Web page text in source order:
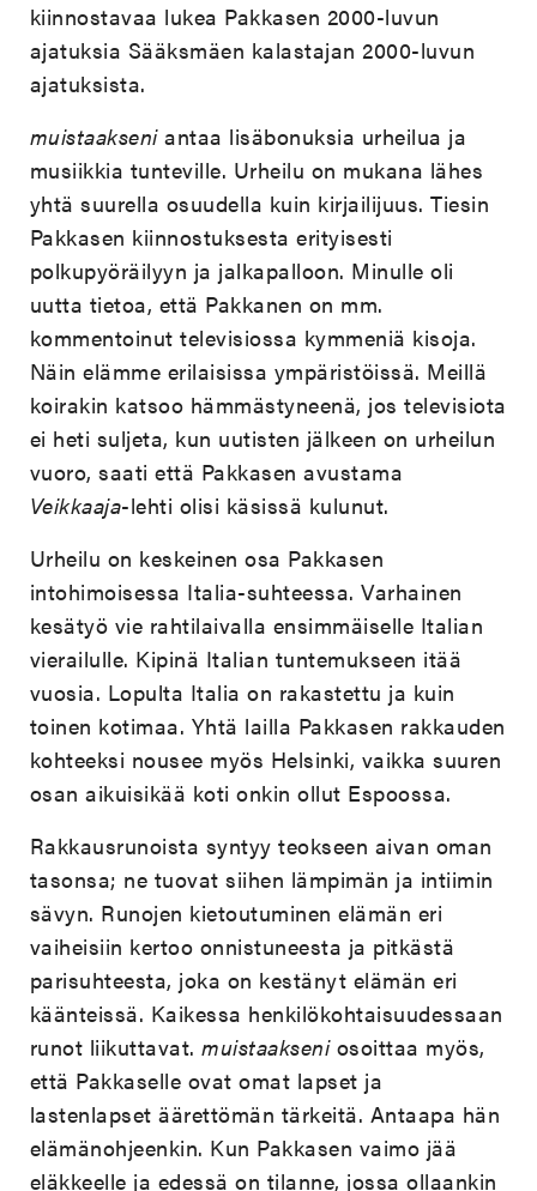
kiinnostavaa lukea Pakkasen 2000-luvun
ajatuksia Sääksmäen kalastajan 2000-luvun
ajatuksista.
muistaakseniantaa lisäbonuksia urheilua ja
musiikkia tunteville. Urheilu on mukana lähes
yhtä suurella osuudella kuin kirjailijuus. Tiesin
Pakkasen kiinnostuksesta erityisesti
polkupyöräilyyn ja jalkapalloon. Minulle oli
uutta tietoa, että Pakkanen on mm.
kommentoinut televisiossa kymmeniä kisoja.
Näin elämme erilaisissa ympäristöissä. Meillä
koirakin katsoo hämmästyneenä, jos televisiota
ei heti suljeta, kun uutisten jälkeen on urheilun
vuoro, saati että Pakkasen avustama
Veikkaaja-lehti olisi käsissä kulunut.
Urheilu on keskeinen osa Pakkasen
intohimoisessa Italia-suhteessa. Varhainen
kesätyö vie rahtilaivalla ensimmäiselle Italian
vierailulle. Kipinä Italian tuntemukseen itää
vuosia. Lopulta Italia on rakastettu ja kuin
toinen kotimaa. Yhtä lailla Pakkasen rakkauden
kohteeksi nousee myös Helsinki, vaikka suuren
osan aikuisikää koti onkin ollut Espoossa.
Rakkausrunoista syntyy teokseen aivan oman
tasonsa; ne tuovat siihen lämpimän ja intiimin
sävyn. Runojen kietoutuminen elämän eri
vaiheisiin kertoo onnistuneesta ja pitkästä
parisuhteesta, joka on kestänyt elämän eri
käänteissä. Kaikessa henkilökohtaisuudessaan
runot liikuttavat.muistaakseniosoittaa myös,
että Pakkaselle ovat omat lapset ja
lastenlapset äärettömän tärkeitä. Antaapa hän
elämänohjeenkin. Kun Pakkasen vaimo jää
eläkkeelle ja edessä on tilanne, jossa ollaankin